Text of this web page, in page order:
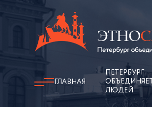
ГЛАВНАЯ
ПЕТЕРБУРГ
ОБЪЕДИНЯЕТ
ЛЮДЕЙ